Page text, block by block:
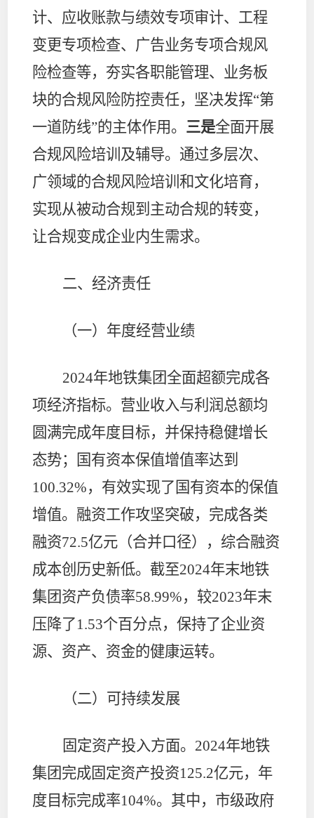
计、应收账款与绩效专项审计、工程
变更专项检查、广告业务专项合规风
险检查等，夯实各职能管理、业务板
块的合规风险防控责任，坚决发挥“第
一道防线”的主体作用。 三是全面开展
合规风险培训及辅导。通过多层次、
广领域的合规风险培训和文化培育，
实现从被动合规到主动合规的转变，
让合规变成企业内生需求。
二、经济责任
（一）年度经营业绩
2024年地铁集团全面超额完成各
项经济指标。营业收入与利润总额均
圆满完成年度目标，并保持稳健增长
态势；国有资本保值增值率达到
100.32%，有效实现了国有资本的保值
增值。融资工作攻坚突破，完成各类
融资72.5亿元（合并口径），综合融资
成本创历史新低。截至2024年末地铁
集团资产负债率58.99%，较2023年末
压降了1.53个百分点，保持了企业资
源、资产、资金的健康运转。
（二）可持续发展
固定资产投入方面。 2024年地铁
集团完成固定资产投资125.2亿元，年
度目标完成率104%。其中，市级政府